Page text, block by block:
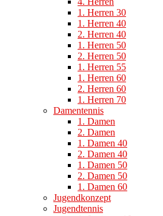
1. Herren 30
1. Herren 40
2. Herren 40
1. Herren 50
2. Herren 50
1. Herren 55
1. Herren 60
2. Herren 60
1. Herren 70
Damentennis
1. Damen
2. Damen
1. Damen 40
2. Damen 40
1. Damen 50
2. Damen 50
1. Damen 60
Jugendkonzept
Jugendtennis